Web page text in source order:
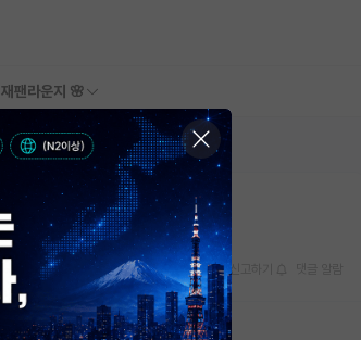
재팬라운지 🌸
스크랩 신고하기